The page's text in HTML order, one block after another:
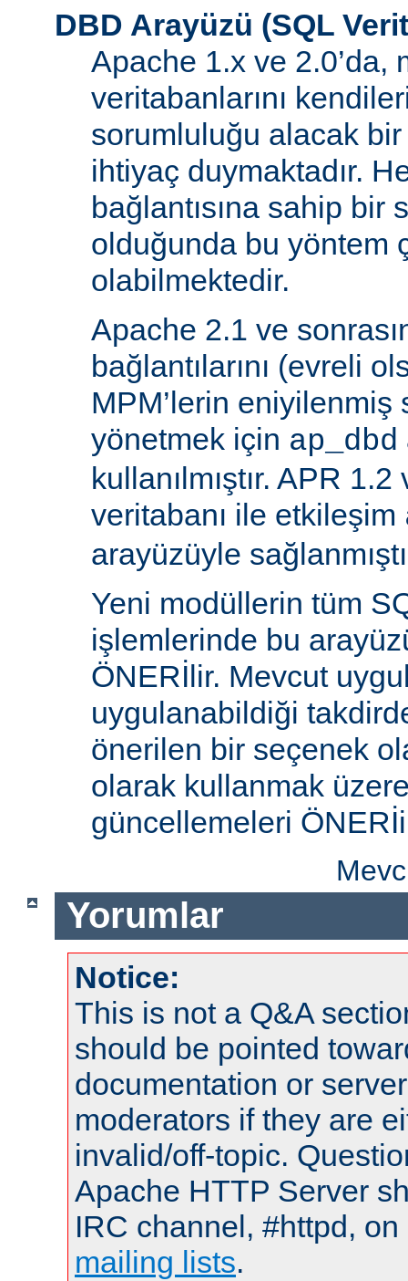
DBD Arayüzü (SQL
Apache 1.x ve 2.0’da,
veritabanlarını
sorumluluğu alacak bir
ihtiyaç duymaktadır.
bağlantısına sahip bir
olduğunda bu yöntem
olabilmektedir.
Apache 2.1 ve
bağlantılarını (evreli
MPM’lerin
yönetmek için ap_dbd
kullanılmıştır. APR
veritabanı ile etkileşim
arayüzüyle
Yeni modüllerin tüm
işlemlerinde bu
ÖNERİlir. Mevcut
uygulanabildiği
önerilen bir seçenek
olarak kullanmak
güncellemeleri
Yorumlar
Notice:
This is not a Q&A
should be pointed
documentation or
moderators if they are
invalid/off-topic.
Apache HTTP Server
IRC channel, #httpd,
mailing lists.